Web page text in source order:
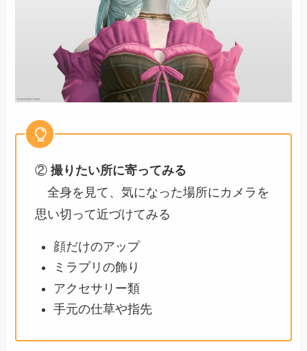
②撮りたい所に寄ってみる
全身を見て、気になった場所にカメラを
思い切って近づけてみる
顔だけのアップ
ミラプリの飾り
アクセサリー類
手元の仕草や指先